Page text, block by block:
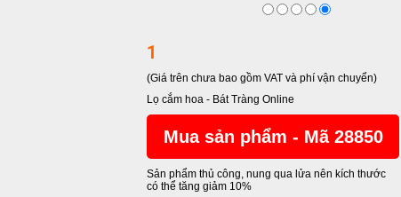
1
(Giá trên chưa bao gồm VAT và phí vận chuyển)
Lọ cắm hoa - Bát Tràng Online
Mua sản phẩm - Mã 28850
Sản phẩm thủ công, nung qua lửa nên kích thước
có thể tăng giảm 10%